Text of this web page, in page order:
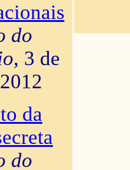
do
, 3 de
da
do